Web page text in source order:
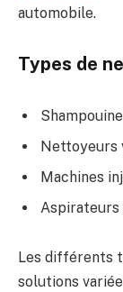
automobile.
Types de
Nettoyeurs
Machines
Aspirateurs
Les différents
solutions